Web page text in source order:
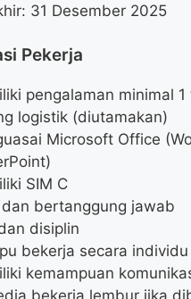
31 Desember 2025
Pekerja
pengalaman minimal
logistik (diutamakan)
Microsoft Office
SIM C
bertanggung jawab
disiplin
bekerja secara
kemampuan